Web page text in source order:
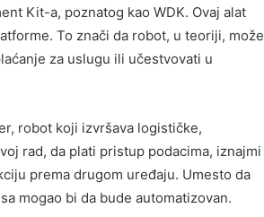
Kit-a, poznatog kao WDK. Ovaj alat
To znači da robot, u teoriji, može
za uslugu ili učestvovati u
robot koji izvršava logističke,
rad, da plati pristup podacima, iznajmi
prema drugom uređaju. Umesto da
mogao bi da bude automatizovan.